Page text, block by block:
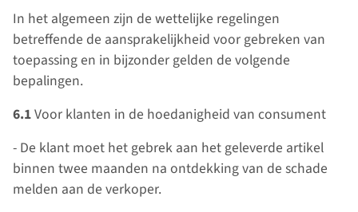
In het algemeen zijn de wettelijke regelingen
betreffende de aansprakelijkheid voor gebreken van
toepassing en in bijzonder gelden de volgende
bepalingen.
6.1Voor klanten in de hoedanigheid van consument
- De klant moet het gebrek aan het geleverde artikel
binnen twee maanden na ontdekking van de schade
melden aan de verkoper.